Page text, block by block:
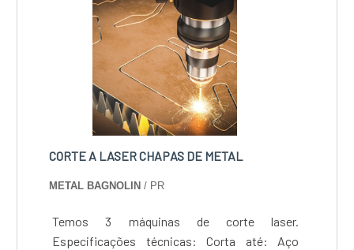
CORTE A LASER CHAPAS DE METAL
METAL BAGNOLIN / PR
Temos 3 máquinas de corte laser.
Especificações técnicas: Corta até: Aço